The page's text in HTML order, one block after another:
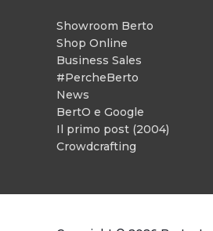
Showroom Berto
Shop Online
Business Sales
#PercheBerto
News
BertO e Google
Il primo post (2004)
Crowdcrafting